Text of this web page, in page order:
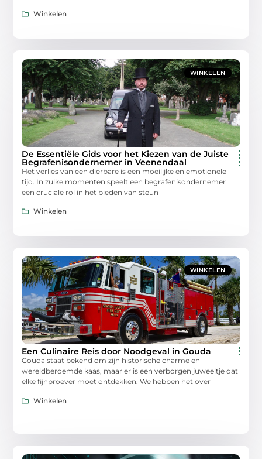
Winkelen
WINKELEN
De Essentiële Gids voor het Kiezen van de Juiste
Begrafenisondernemer in Veenendaal
Het verlies van een dierbare is een moeilijke en emotionele
tijd. In zulke momenten speelt een begrafenisondernemer
een cruciale rol in het bieden van steun
Winkelen
WINKELEN
Een Culinaire Reis door Noodgeval in Gouda
Gouda staat bekend om zijn historische charme en
wereldberoemde kaas, maar er is een verborgen juweeltje dat
elke fijnproever moet ontdekken. We hebben het over
Winkelen